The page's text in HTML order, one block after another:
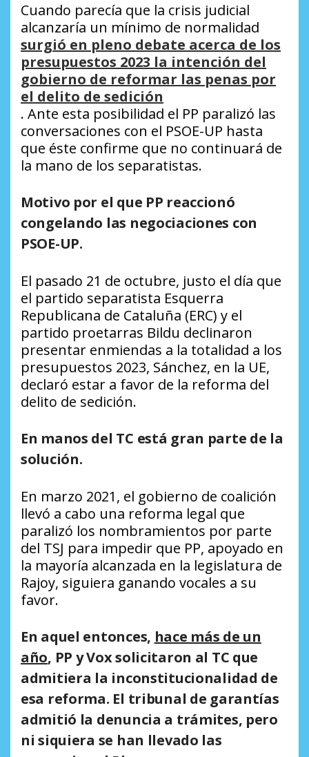
Cuando parecía que la crisis judicial
alcanzaría un mínimo de normalidad
surgió en pleno debate acerca de los
presupuestos 2023 la intención del
gobierno de reformar las penas por
el delito de sedición
. Ante esta posibilidad el PP paralizó las
conversaciones con el PSOE-UP hasta
que éste confirme que no continuará de
la mano de los separatistas.
Motivo por el que PP reaccionó
congelando las negociaciones con
PSOE-UP.
El pasado 21 de octubre, justo el día que
el partido separatista Esquerra
Republicana de Cataluña (ERC) y el
partido proetarras Bildu declinaron
presentar enmiendas a la totalidad a los
presupuestos 2023, Sánchez, en la UE,
declaró estar a favor de la reforma del
delito de sedición.
En manos del TC está gran parte de la
solución.
En marzo 2021, el gobierno de coalición
llevó a cabo una reforma legal que
paralizó los nombramientos por parte
del TSJ para impedir que PP, apoyado en
la mayoría alcanzada en la legislatura de
Rajoy, siguiera ganando vocales a su
favor.
En aquel entonces, hace más de un
año, PP y Vox solicitaron al TC que
admitiera la inconstitucionalidad de
esa reforma. El tribunal de garantías
admitió la denuncia a trámites, pero
ni siquiera se han llevado las